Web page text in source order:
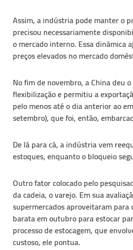
Assim, a indústria pode manter o
precisou necessariamente
o mercado interno. Essa dinâmica
preços elevados no mercado
No fim de novembro, a China deu
flexibilização e permitiu a
pelo menos até o dia anterior ao
setembro), que foi, então,
De lá para cá, a indústria vem
estoques, enquanto o bloqueio
Outro fator colocado pelo
da cadeia, o varejo. Em sua
supermercados aproveitaram para
barata em outubro para estocar
processo de estocagem, que
custoso, ele pontua.